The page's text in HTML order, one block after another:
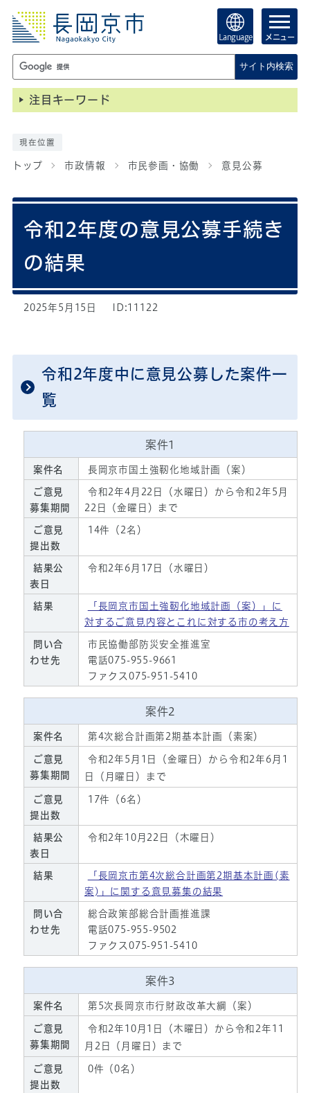
Language メニュー
サイト内検索
注目キーワード
現在位置
トップ 市政情報 市民参画・協働 意見公募
令和2年度の意見公募手続き
の結果
2025年5月15日 ID:11122
令和2年度中に意見公募した案件一
覧
案件1
案件名 長岡京市国土強靭化地域計画（案）
ご意見
募集期間
令和2年4月22日（水曜日）から令和2年5月
22日（金曜日）まで
ご意見
提出数
14件（2名）
結果公
表日
令和2年6月17日（水曜日）
結果
「長岡京市国土強靭化地域計画（案）」に
対するご意見内容とこれに対する市の考え方
問い合
わせ先
市民協働部防災安全推進室
電話075-955-9661
ファクス075-951-5410
案件2
案件名 第4次総合計画第2期基本計画（素案）
ご意見
募集期間
令和2年5月1日（金曜日）から令和2年6月1
日（月曜日）まで
ご意見
提出数
17件（6名）
結果公
表日
令和2年10月22日（木曜日）
結果
「長岡京市第4次総合計画第2期基本計画(素
案)」に関する意見募集の結果
問い合
わせ先
総合政策部総合計画推進課
電話075-955-9502
ファクス075-951-5410
案件3
案件名 第5次長岡京市行財政改革大綱（案）
ご意見
募集期間
令和2年10月1日（木曜日）から令和2年11
月2日（月曜日）まで
ご意見
提出数
0件（0名）